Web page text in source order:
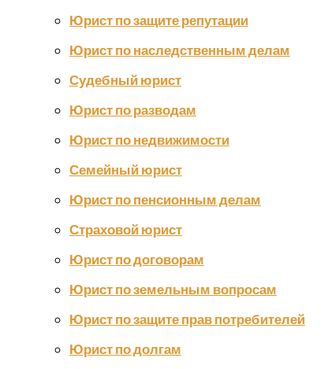
Юрист по защите репутации
Юрист по наследственным делам
Судебный юрист
Юрист по разводам
Юрист по недвижимости
Семейный юрист
Юрист по пенсионным делам
Страховой юрист
Юрист по договорам
Юрист по земельным вопросам
Юрист по защите прав потребителей
Юрист по долгам